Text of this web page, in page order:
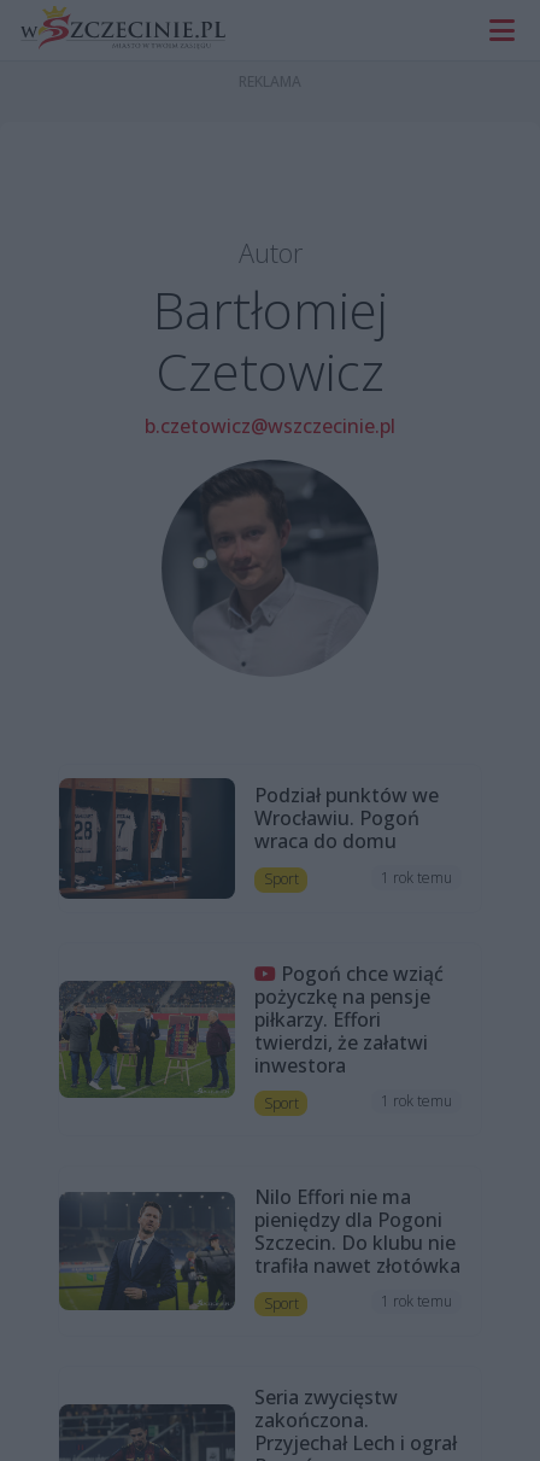
Autor
Bartłomiej
Czetowicz
b.czetowicz@wszczecinie.pl
Podział punktów we
Wrocławiu. Pogoń
wraca do domu
Sport 1 rok temu
Pogoń chce wziąć
pożyczkę na pensje
piłkarzy. Effori
twierdzi, że załatwi
inwestora
Sport 1 rok temu
Nilo Effori nie ma
pieniędzy dla Pogoni
Szczecin. Do klubu nie
trafiła nawet złotówka
Sport 1 rok temu
Seria zwycięstw
zakończona.
Przyjechał Lech i ograł